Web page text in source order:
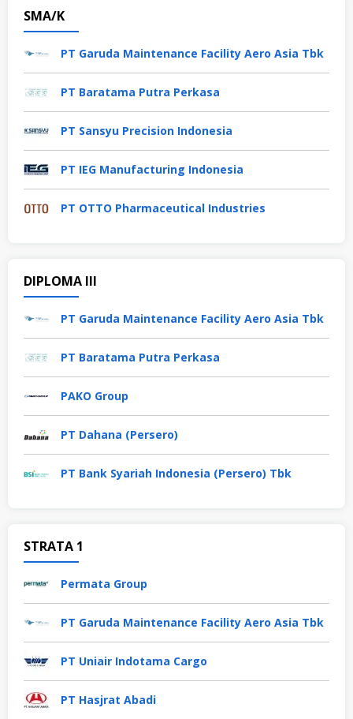
SMA/K
PT Garuda Maintenance Facility Aero Asia Tbk
PT Baratama Putra Perkasa
PT Sansyu Precision Indonesia
PT IEG Manufacturing Indonesia
PT OTTO Pharmaceutical Industries
DIPLOMA III
PT Garuda Maintenance Facility Aero Asia Tbk
PT Baratama Putra Perkasa
PAKO Group
PT Dahana (Persero)
PT Bank Syariah Indonesia (Persero) Tbk
STRATA 1
Permata Group
PT Garuda Maintenance Facility Aero Asia Tbk
PT Uniair Indotama Cargo
PT Hasjrat Abadi